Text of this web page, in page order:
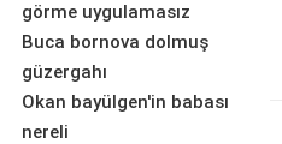
görme uygulamasız
Buca bornova dolmuş
güzergahı
Okan bayülgen'in babası
nereli